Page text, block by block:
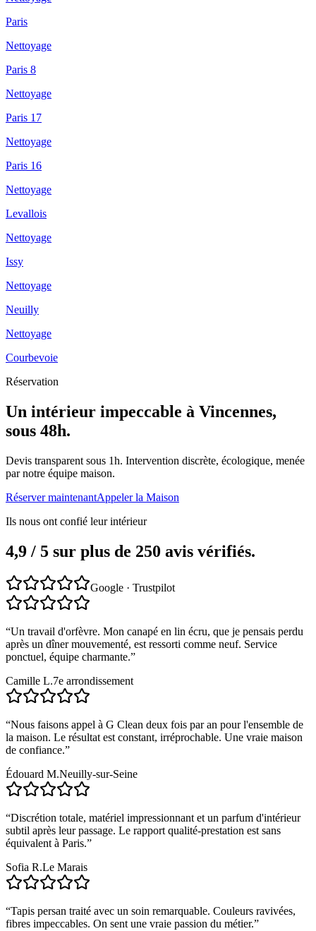
Paris
Nettoyage
Paris 8
Nettoyage
Paris 17
Nettoyage
Paris 16
Nettoyage
Levallois
Nettoyage
Issy
Nettoyage
Neuilly
Nettoyage
Courbevoie
Réservation
Un intérieur impeccable à Vincennes,
sous 48h.
Devis transparent sous 1h. Intervention discrète, écologique, menée
par notre équipe maison.
Réserver maintenantAppeler la Maison
Ils nous ont confié leur intérieur
4,9 / 5 sur plus de 250 avis vérifiés.
Google · Trustpilot
“Un travail d'orfèvre. Mon canapé en lin écru, que je pensais perdu
après un dîner mouvementé, est ressorti comme neuf. Service
ponctuel, équipe charmante.”
Camille L.7e arrondissement
“Nous faisons appel à G Clean deux fois par an pour l'ensemble de
la maison. Le résultat est constant, irréprochable. Une vraie maison
de confiance.”
Édouard M.Neuilly-sur-Seine
“Discrétion totale, matériel impressionnant et un parfum d'intérieur
subtil après leur passage. Le rapport qualité-prestation est sans
équivalent à Paris.”
Sofia R.Le Marais
“Tapis persan traité avec un soin remarquable. Couleurs ravivées,
fibres impeccables. On sent une vraie passion du métier.”